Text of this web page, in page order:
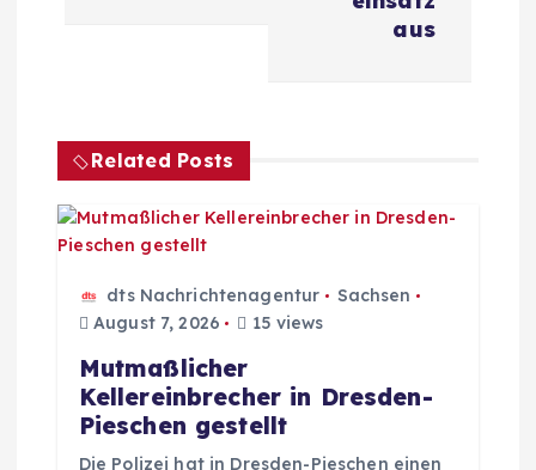
g
s
aus
Related Posts
dts Nachrichtenagentur
Sachsen
August 7, 2026
15 views
Mutmaßlicher
Kellereinbrecher in Dresden-
Pieschen gestellt
Die Polizei hat in Dresden-Pieschen einen